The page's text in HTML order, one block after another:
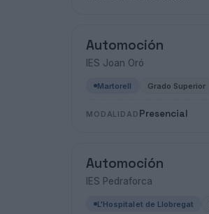
Automoción
IES Joan Oró
Martorell Grado Superior
MODALIDAD Presencial
Automoción
IES Pedraforca
L'Hospitalet de Llobregat